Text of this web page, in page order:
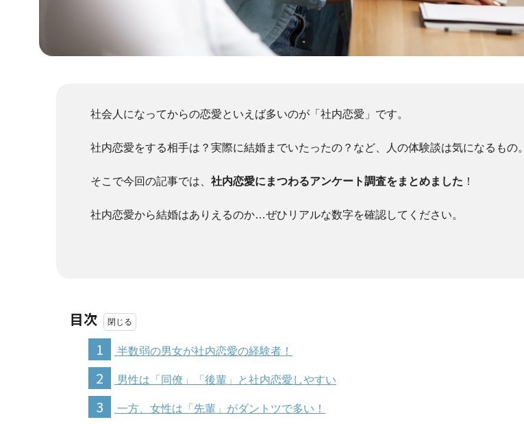
社会人になってからの恋愛といえば多いのが「社内恋愛」です。
社内恋愛をする相手は？実際に結婚までいたったの？など、人の体験談は気になるもの。
そこで今回の記事では、 社内恋愛にまつわるアンケート調査をまとめました ！
社内恋愛から結婚はありえるのか…ぜひリアルな数字を確認してください。
目次
1
半数弱の男女が社内恋愛の経験者！
2 男性は「同僚」「後輩」と社内恋愛しやすい
3 一方、女性は「先輩」がダントツで多い！